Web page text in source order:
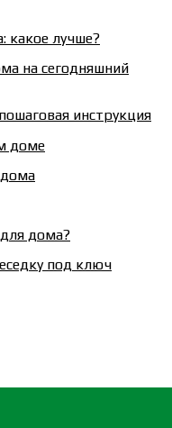
какое лучше?
на сегодняшний
инструкция
доме
дома
дома?
под ключ